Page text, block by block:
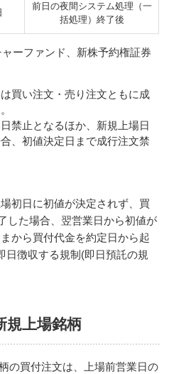
前日の夜間システム処理（一
括処理）終了後
ーファンド、新株予約権証券
買い注文・売り注文ともに成
禁止となるほか、新規上場日
、初値決定日まで成行注文禁
初日に初値が決定されず、買
した場合、翌営業日から初値が
から買付代金を約定日から起
日徴収する規制(即日預託の規
規上場銘柄
の買付注文は、上場前営業日の